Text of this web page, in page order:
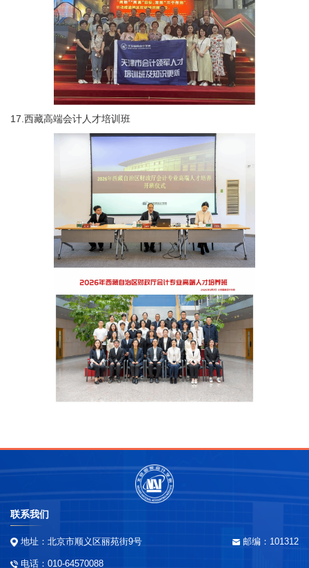
17.西藏高端会计人才培训班
联系我们
地址：北京市顺义区丽苑街9号 邮编：101312
电话：010-64570088